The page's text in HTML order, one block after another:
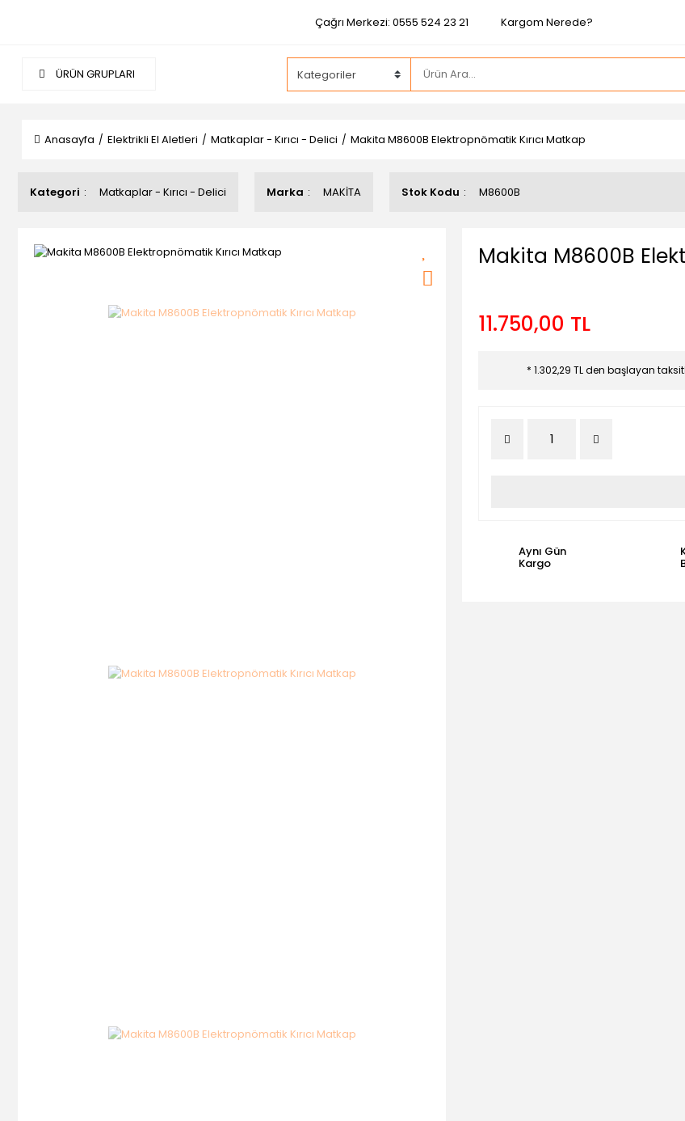
Çağrı Merkezi: 0555 524 23 21 Kargom Nerede?
ÜRÜN GRUPLARI
Anasayfa Elektrikli El Aletleri Matkaplar - Kırıcı - Delici Makita M8600B Elektropnömatik Kırıcı Matkap
Kategori Matkaplar - Kırıcı - Delici Marka MAKİTA Stok Kodu M8600B
Makita M8600B
11.750,00 TL
* 1.302,29 TL den başlayan
Aynı Gün
Kargo